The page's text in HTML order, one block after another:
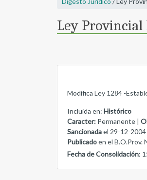
Ley Provincial
Modifica Ley 1284 -
Incluida en: Histórico
Caracter: Permanente |
Sancionadael 29-12-2004 |
Publicadoen el B.O.Prov.
Fecha de Consolidación: